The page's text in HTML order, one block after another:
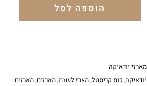
הוספה לסל
מארזי יודאיקה
יודאיקה, כוס קריסטל,מארז לשבת,מארזים,מארזים